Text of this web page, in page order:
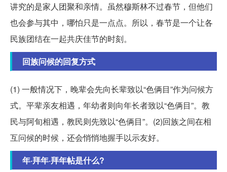
讲究的是家人团聚和亲情。虽然穆斯林不过春节，但他们
也会参与其中，哪怕只是一点点。所以，春节是一个让各
民族团结在一起共庆佳节的时刻。
回族问候的回复方式
(1) 一般情况下，晚辈会先向长辈致以“色俩目”作为问候方
式。平辈亲友相遇，年幼者则向年长者致以“色俩目”。教
民与阿旬相遇，教民则先致以“色俩目”。(2)回族之间在相
互问候的时候，还会悄悄地握手以示友好。
年·拜年·拜年帖是什么?